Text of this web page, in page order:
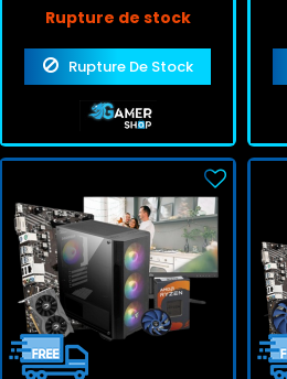
Rupture de stock
Rupture De Stock